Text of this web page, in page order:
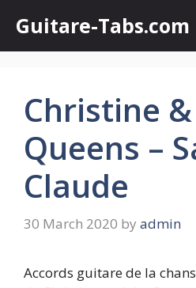
content
Guitare-Tabs.com
Christine
Queens –
Claude
30 March 2020 by admin
Accords guitare de la